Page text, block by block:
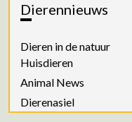
Dierennieuws
Dieren in de natuur
Huisdieren
Animal News
Dierenasiel